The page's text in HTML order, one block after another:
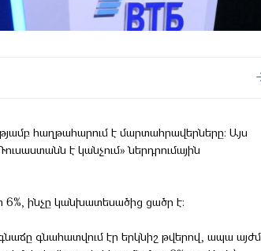
հաղթահարում է մարտահրավերները։ Այս
է կանչում» ներդրումային
ինչը կանխատեսածից ցածր է։
գնահատվում էր երկնիշ թվերով, ապա այժմ